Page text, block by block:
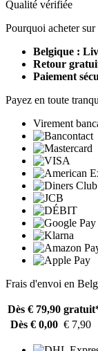
Qualité vérifiée
Pourquoi acheter
Belgique :
Retour
Paiement
Payez en toute
Virement
Frais d'envoi en
Dès € 79,90
Dès € 0,00 € 7,90